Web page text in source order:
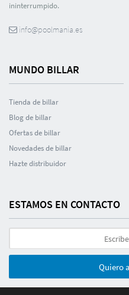
ininterrumpido.
info@poolmania.es
MUNDO BILLAR
Tienda de billar
Blog de billar
Ofertas de billar
Novedades de billar
Hazte distribuidor
ESTAMOS EN CONTACTO
Quiero